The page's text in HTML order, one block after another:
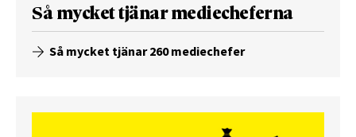
Så mycket tjänar mediecheferna
Så mycket tjänar 260 mediechefer